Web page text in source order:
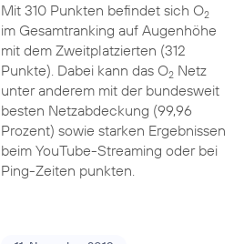
Mit 310 Punkten befindet sich O2
im Gesamtranking auf Augenhöhe
mit dem Zweitplatzierten (312
Punkte). Dabei kann das O2Netz
unter anderem mit der bundesweit
besten Netzabdeckung (99,96
Prozent) sowie starken Ergebnissen
beim YouTube-Streaming oder bei
Ping-Zeiten punkten.